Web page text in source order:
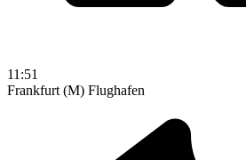
11:51
Frankfurt (M) Flughafen